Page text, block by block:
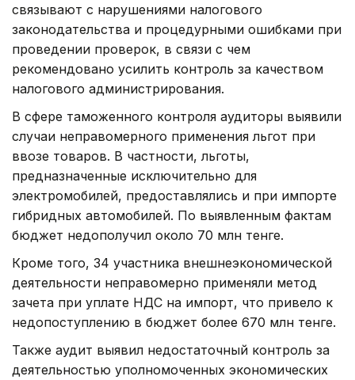
связывают с нарушениями налогового
законодательства и процедурными ошибками при
проведении проверок, в связи с чем
рекомендовано усилить контроль за качеством
налогового администрирования.
В сфере таможенного контроля аудиторы выявили
случаи неправомерного применения льгот при
ввозе товаров. В частности, льготы,
предназначенные исключительно для
электромобилей, предоставлялись и при импорте
гибридных автомобилей. По выявленным фактам
бюджет недополучил около 70 млн тенге.
Кроме того, 34 участника внешнеэкономической
деятельности неправомерно применяли метод
зачета при уплате НДС на импорт, что привело к
недопоступлению в бюджет более 670 млн тенге.
Также аудит выявил недостаточный контроль за
деятельностью уполномоченных экономических